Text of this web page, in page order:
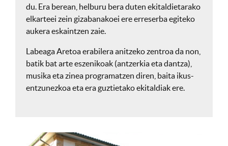
du. Era berean, helburu bera duten ekitaldietarako
elkarteei zein gizabanakoei ere erreserba egiteko
aukera eskaintzen zaie.
Labeaga Aretoa erabilera anitzeko zentroa da non,
batik bat arte eszenikoak (antzerkia eta dantza),
musika eta zinea programatzen diren, baita ikus-
entzunezkoa eta era guztietako ekitaldiak ere.